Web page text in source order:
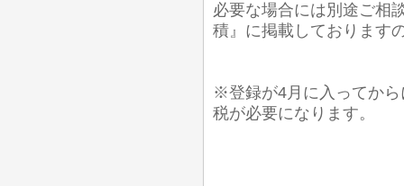
必要な場合には別途ご相
積』に掲載しております
※登録が4月に入ってか
税が必要になります。